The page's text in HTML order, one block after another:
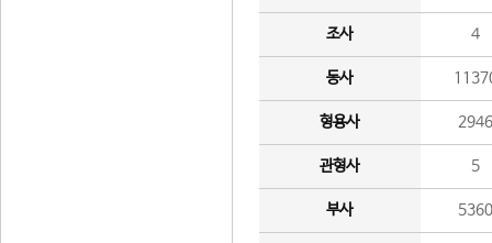
조사 4
동사
형용사 2946
관형사 5
부사 5360